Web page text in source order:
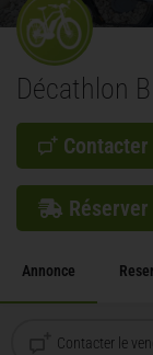
Décathlon
Réserver
Annonce
Contacter le